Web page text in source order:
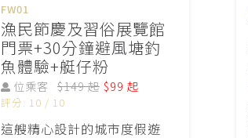
FW01
漁民節慶及習俗展覽館
門票+30分鐘避風塘釣
魚體驗+艇仔粉
位乘客 $149 起 $99 起
評分: 10 / 10
這艘精心設計的城市度假遊